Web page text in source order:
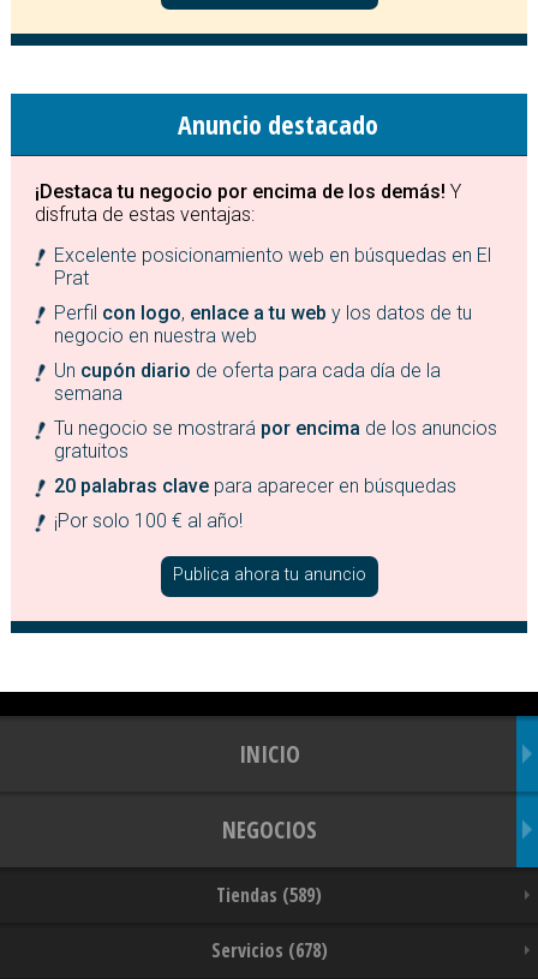
Anuncio destacado
¡Destaca tu negocio por encima de los demás! Y
disfruta de estas ventajas:
Excelente posicionamiento web en búsquedas en El
Prat
Perfil con logo, enlace a tu web y los datos de tu
negocio en nuestra web
Un cupón diario de oferta para cada día de la
semana
Tu negocio se mostrará por encima de los anuncios
gratuitos
20 palabras clavepara aparecer en búsquedas
¡Por solo 100 € al año!
Publica ahora tu anuncio
INICIO
NEGOCIOS
Tiendas (589)
Servicios (678)